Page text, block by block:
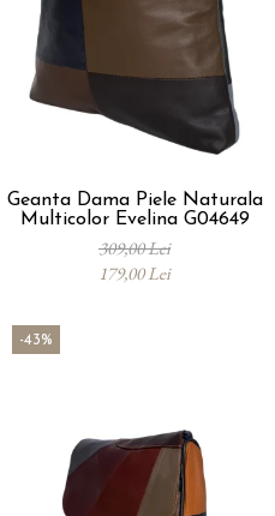
Geanta Dama Piele Naturala
Multicolor Evelina G04649
309,00 Lei
179,00 Lei
-43%